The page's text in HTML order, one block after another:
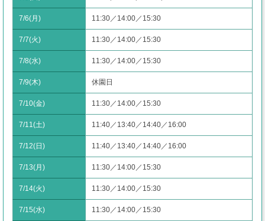
7/6(月) 11:30／14:00／15:30
7/7(火) 11:30／14:00／15:30
7/8(水) 11:30／14:00／15:30
7/9(木) 休園日
7/10(金) 11:30／14:00／15:30
7/11(土) 11:40／13:40／14:40／16:00
7/12(日) 11:40／13:40／14:40／16:00
7/13(月) 11:30／14:00／15:30
7/14(火) 11:30／14:00／15:30
7/15(水) 11:30／14:00／15:30